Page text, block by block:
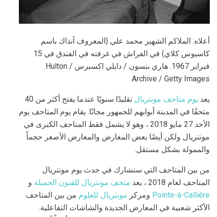
أعلاه: الملاكم الشهير محمد علي (المعروف آنذاك باسم
كاسيوس كلاي) في الفراش في غرفته في الفندق في 15
فبراير 1967. هاري بنسون / دايلي اكسبرس / Hulton
Archive / Getty Images
يعد يوم متاحف مونتريال
تقليدًا سنويًا عندما يفتح أكثر من 40
متحفًا في المدينة أبوابهم للجمهور مجانًا. يقام يوم المتاحف يوم
الأحد 27 مايو 2018 ، وهو لا يشمل فقط المتاحف الكبرى في
مونتريال ولكن أيضًا بعض المعارض والمعارض الأصغر حجماً
والممولة بشكل مستقل.
من بين المتاحف التي ستشارك في حدث يوم مونتريال
المتاحف لعام 2018 ، يعد
متحف مونتريال للفنون الجميلة و
Pointe-à-Callière ومركز مونتريال للعلوم من بين المتاحف
الأكثر شعبية في المعارض الجديدة والشاشات التفاعلية.